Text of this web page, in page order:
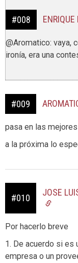
#008 ENRIQUE
@Aromatico: vaya,
ironía, era una
#009
pasa en las
a la próxima lo
#010
JOSE
Por hacerlo breve
1. De acuerdo si es
empresa o un